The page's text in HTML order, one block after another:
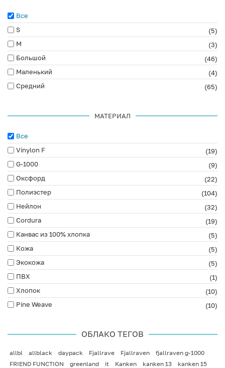
Все
S
(5)
M
(3)
Большой
(46)
Маленький
(4)
Средний
(65)
МАТЕРИАЛ
Все
Vinylon F
(19)
G-1000
(9)
Оксфорд
(22)
Полиэстер
(104)
Нейлон
(32)
Cordura
(19)
Канвас из 100% хлопка
(5)
Кожа
(5)
Экокожа
(5)
ПВХ
(1)
Хлопок
(10)
Pine Weave
(10)
ОБЛАКО ТЕГОВ
allbl allblack daypack Fjallrave Fjallraven
fjallraven g-1000
FRIEND FUNCTION
greenland it Kanken kanken 13
kanken 15